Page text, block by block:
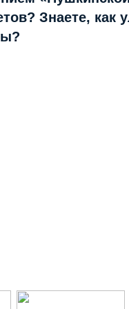
Знаете, как